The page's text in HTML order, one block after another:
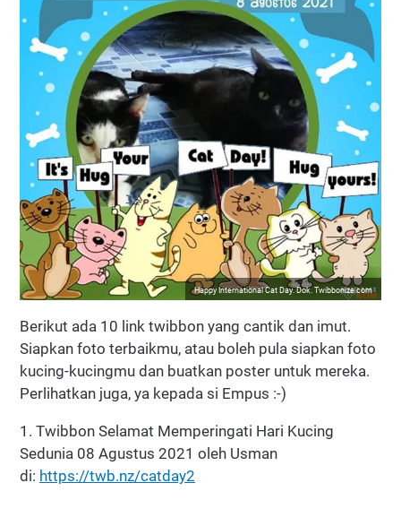
Happy International Cat Day. Dok. Twibbonize.com
Berikut ada 10 link twibbon yang cantik dan imut.
Siapkan foto terbaikmu, atau boleh pula siapkan foto
kucing-kucingmu dan buatkan poster untuk mereka.
Perlihatkan juga, ya kepada si Empus :-)
1. Twibbon Selamat Memperingati Hari Kucing
Sedunia 08 Agustus 2021 oleh Usman
di: https://twb.nz/catday2